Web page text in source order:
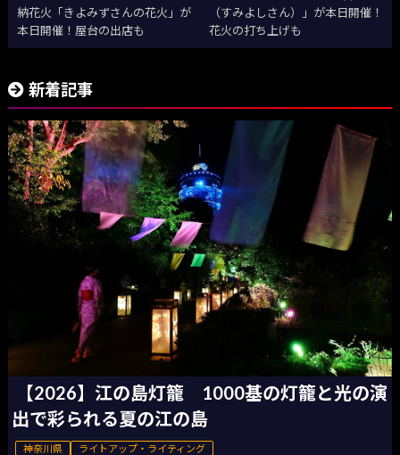
納花火「きよみずさんの花火」が
本日開催！屋台の出店も
（すみよしさん）」が本日開催！
花火の打ち上げも
新着記事
【2026】江の島灯籠 1000基の灯籠と光の演
出で彩られる夏の江の島
神奈川県 ライトアップ・ライティング